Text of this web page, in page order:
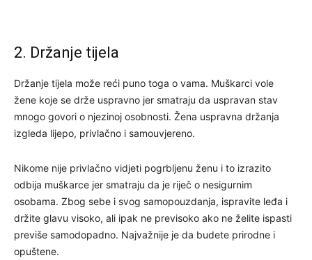
2. Držanje tijela
Držanje tijela može reći puno toga o vama. Muškarci vole
žene koje se drže uspravno jer smatraju da uspravan stav
mnogo govori o njezinoj osobnosti. Žena uspravna držanja
izgleda lijepo, privlačno i samouvjereno.
Nikome nije privlačno vidjeti pogrbljenu ženu i to izrazito
odbija muškarce jer smatraju da je riječ o nesigurnim
osobama. Zbog sebe i svog samopouzdanja, ispravite leđa i
držite glavu visoko, ali ipak ne previsoko ako ne želite ispasti
previše samodopadno. Najvažnije je da budete prirodne i
opuštene.